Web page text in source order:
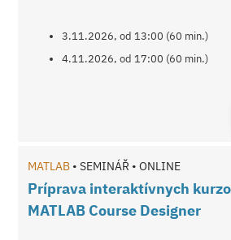
3.11.2026, od 13:00 (60 min.)
4.11.2026, od 17:00 (60 min.)
MATLAB • SEMINÁŘ • ONLINE
Príprava interaktívnych
MATLAB Course Designer